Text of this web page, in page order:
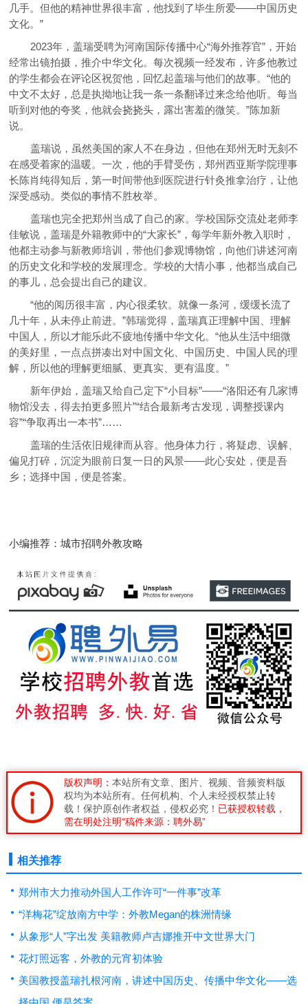
几手。但他的精神世界很丰富，他找到了毕生所爱——中国历史
文化。”
2023年，盖瑞受聘为河南国际传播中心“海外推荐官”，开始
经常出镜拍摄，推介中华文化。每次视频一经发布，许多他教过
的学生都会在评论区祝贺他，回忆起盖瑞与他们的故事。“他的
中文不太好，总是执拗地让我一条一条翻译过来念给他听。每当
听到对他的夸奖，他就会挠挠头，露出害羞的微笑。”陈加新
说。
盖瑞说，虽然美国的家人不在身边，但他在郑州无时无刻不
在感受着家的温暖。一次，他的手臂受伤，郑州西亚斯学院理事
长陈肖纯得知后，第一时间带他到医院进行针灸推拿治疗，让他
深受感动。类似的事情不胜枚举。
盖瑞也完全把郑州当成了自己的家。学校国际交流处老师李
佳敏说，盖瑞是外籍教师中的“大家长”，每学年新外教入职时，
他都主动参与新教师培训，带他们参观博物馆，向他们讲述河南
的历史文化和学校的发展理念。学校的大情小事，他都当成自己
的事儿，总会提出自己的建议。
“他的阅历很丰富，内心很柔软。就像一条河，缓缓长流了
几十年，从未停止前进。”韩瑞觉得，盖瑞真正理解中国、理解
中国人，所以才能乐此不疲地传播中华文化。“他从生活中细微
的美好里，一点点拼凑出对中国文化、中国历史、中国人民的理
解，所以他的理解更细腻、更真实、更有温度。”
新年伊始，盖瑞又给自己定下“小目标”——“洛阳还有几家博
物馆没去，得去拍更多照片”“结合最新考古发现，调整授课内
容”“争取再出一本书”……
盖瑞的生活依旧规律而从容。他身体力行，将疑虑、误解、
偏见打碎，沉淀为眼前日复一日的风景——此心安处，便是吾
乡；选择中国，便是答案。
小编推荐：城市招聘外教攻略
版权声明： 本站所有文章、图片、视频、音频资料版
权均为本站所有。任何机构、个人未经授权禁止转
载！保护原创作者权益，侵权必究！ 已获授权转载，
需在明处注明“稿件来源：聘外易”
相关推荐
郑州市大力推动外国人工作许可“一件事”改革
“洋梅花”绽放南方中学：外教Megan的株洲情缘
从象形“人”字出发 美籍教师卢吉娜推开中文世界大门
花灯照远客，外教的元宵初体验
美国教授盖瑞扎根河南，讲述中国历史、传播中华文化——选